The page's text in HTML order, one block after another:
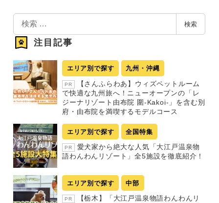
索
検索
注目記事
エリア別で探す 九州・沖縄
PR
【さんふらわあ】ウィズペットルーム
で快適な九州旅へ！ニューオープンの「レ
ジーナリゾート由布院 圍-Kakoi-」を含む別
府・由布院を満喫するモデルコース
エリア別で探す 全国特集
PR
愛犬家から絶大な人気「大江戸温泉物
語わんわんリゾート」全5施設を徹底紹介！
エリア別で探す 中部
PR
【栃木】「大江戸温泉物語わんわんリ